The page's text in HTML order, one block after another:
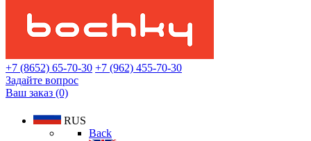
+7 (8652) 65-70-30 +7 (962) 455-70-30
Задайте вопрос
Ваш заказ (0)
RUS
Back